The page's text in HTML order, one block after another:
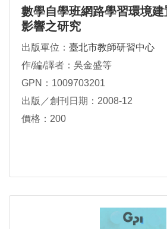
數學自學班網路學習環境
影響之研究
出版單位： 臺北市教師研習中心
作/編/譯者：吳金盛等
GPN：1009703201
出版／創刊日期：2008-12
價格：200